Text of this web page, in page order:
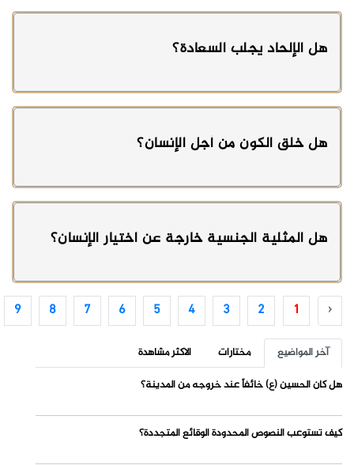
هل الإلحاد يجلب السعادة؟
هل خلق الكون من أجل الإنسان؟
هل المثلية الجنسية خارجة عن اختيار الإنسان؟
‹
1
2
3
4
5
6
7
8
9
آخر المواضيع مختارات
الاكثر مشاهدة
هل كان الحسين (ع) خائفاً عند خروجه من المدينة؟
كيف تستوعب النصوص المحدودة الوقائع المتجددة؟